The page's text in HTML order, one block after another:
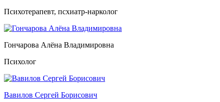
Психотерапевт, псхиатр-нарколог
Гончарова Алёна Владимировна
Психолог
Вавилов Сергей Борисович